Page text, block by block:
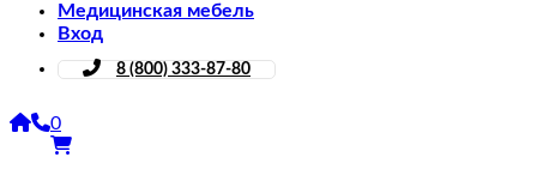
Медицинская мебель
Вход
8 (800) 333-87-80
0